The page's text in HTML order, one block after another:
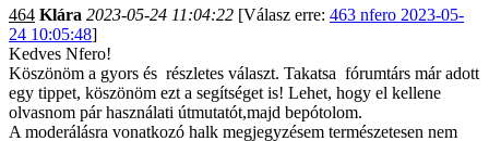
464 Klára 2023-05-24 11:04:22 [Válasz erre: 463 nfero 2023-05-
24 10:05:48]
Kedves Nfero!
Köszönöm a gyors és részletes választ. Takatsa fórumtárs már adott
egy tippet, köszönöm ezt a segítséget is! Lehet, hogy el kellene
olvasnom pár használati útmutatót,majd bepótolom.
A moderálásra vonatkozó halk megjegyzésem természetesen nem